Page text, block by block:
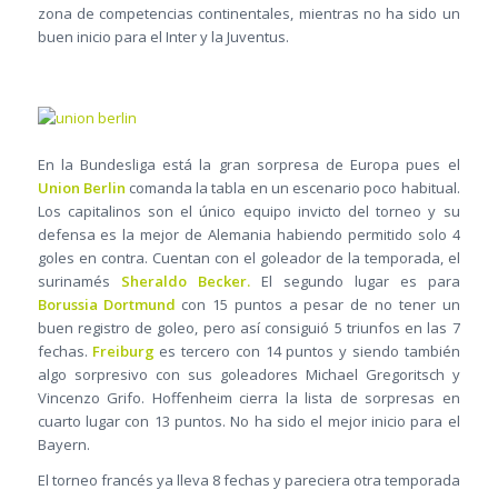
zona de competencias continentales, mientras no ha sido un
buen inicio para el Inter y la Juventus.
En la Bundesliga está la gran sorpresa de Europa pues el
Union Berlin comanda la tabla en un escenario poco habitual.
Los capitalinos son el único equipo invicto del torneo y su
defensa es la mejor de Alemania habiendo permitido solo 4
goles en contra. Cuentan con el goleador de la temporada, el
surinamés Sheraldo Becker.El segundo lugar es para
Borussia Dortmund con 15 puntos a pesar de no tener un
buen registro de goleo, pero así consiguió 5 triunfos en las 7
fechas. Freiburges tercero con 14 puntos y siendo también
algo sorpresivo con sus goleadores Michael Gregoritsch y
Vincenzo Grifo. Hoffenheim cierra la lista de sorpresas en
cuarto lugar con 13 puntos. No ha sido el mejor inicio para el
Bayern.
El torneo francés ya lleva 8 fechas y pareciera otra temporada